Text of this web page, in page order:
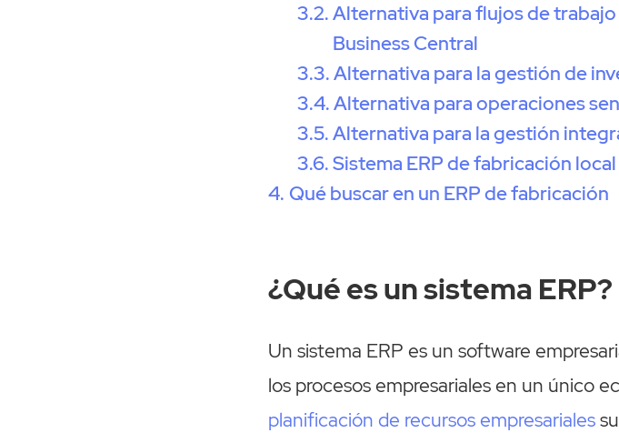
Alternativa para flujos de
Business Central
Alternativa para la gestión de
Alternativa para operaciones
Alternativa para la gestión
Sistema ERP de fabricación
Qué buscar en un ERP de fabricación
¿Qué es un sistema ERP?
Un sistema ERP es un software
los procesos empresariales en un único
planificación de recursos empresariales